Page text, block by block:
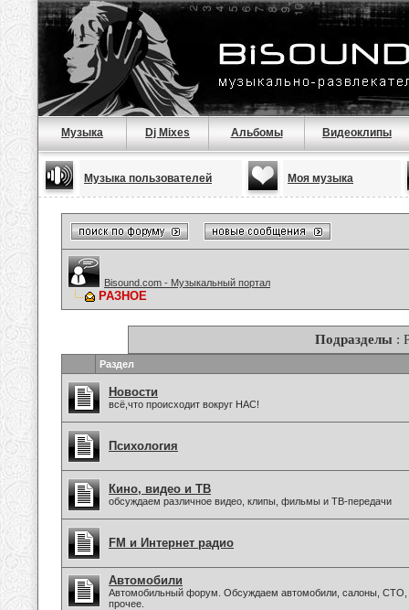
Музыка Dj Mixes Альбомы Видеоклипы
Музыка пользователей Моя музыка
Bisound.com - Музыкальный портал
РАЗНОЕ
Подразделы :
Раздел
Новости
всё,что происходит вокруг НАС!
Психология
Кино, видео и ТВ
обсуждаем различное видео, клипы, фильмы и ТВ-передачи
FM и Интернет радио
Автомобили
Автомобильный форум. Обсуждаем автомобили, салоны, СТО,
прочее.